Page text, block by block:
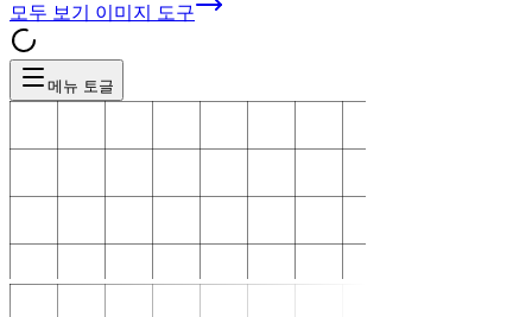
모두 보기
이미지 도구
메뉴 토글